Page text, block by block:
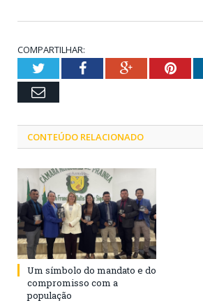
COMPARTILHAR:
TwitterFacebookGoogle+
Email
CONTEÚDO RELACIONADO
Um símbolo do mandato e do
compromisso com a
população